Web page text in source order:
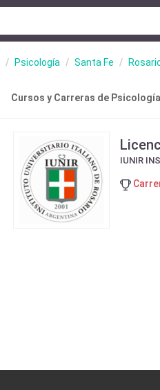
Psicología Santa Fe
Cursos y Carreras de
IUNIR